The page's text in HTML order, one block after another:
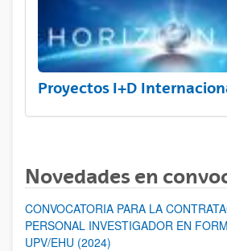
Proyectos I+D
Novedades en
CONVOCATORIA PARA LA
PERSONAL INVESTIGADOR EN
UPV/EHU (2024)